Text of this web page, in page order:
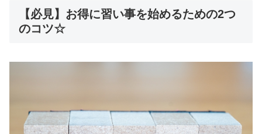
【必見】お得に習い事を始めるための2つ
のコツ☆